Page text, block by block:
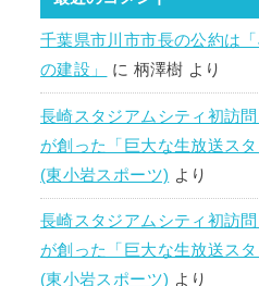
千葉県市川市市長の公約は
の建設」
に 柄澤樹 より
長崎スタジアムシティ初訪
が創った「巨大な生放送スタ
(東小岩スポーツ) より
長崎スタジアムシティ初訪
が創った「巨大な生放送スタ
(東小岩スポーツ) より